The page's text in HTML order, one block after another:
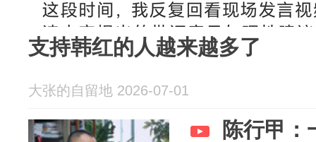
支持韩红的人越来越多了
大张的自留地 2026-07-01
陈行甲：